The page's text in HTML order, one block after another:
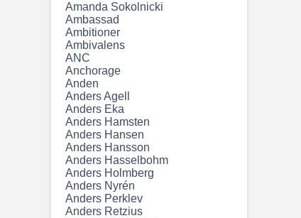
Amanda Sokolnicki
Ambassad
Ambitioner
Ambivalens
ANC
Anchorage
Anden
Anders Agell
Anders Eka
Anders Hamsten
Anders Hansen
Anders Hansson
Anders Hasselbohm
Anders Holmberg
Anders Nyrén
Anders Perklev
Anders Retzius